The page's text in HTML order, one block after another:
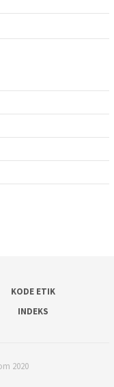
KODE ETIK
INDEKS
2020